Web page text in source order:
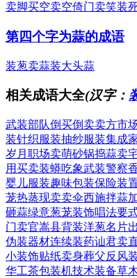
卖脚买空卖空倚门卖笑装
第四个字为蒜的成语
装葱卖蒜装大头蒜
相关成语大全(汉字：
武装部队倒买倒卖卖方市
装针织服装抽纱服装集成
岁月 职场卖萌砂锅捣蒜卖
用买卖装蟒吃象武装警察
婴儿服装趣味包装保险装
茏热蒸现卖卖伞西施拌蒜
砸蒜绿意葱茏装饰唱法要
门卖官嵩县背装洋葱名片
伪装器材连续装药讪君卖
小装饰贴纸卖身葬父反风
华工茶包装机技术装备草